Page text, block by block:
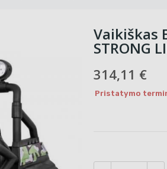
Vaikiškas
STRONG
314,11 €
Pristatymo